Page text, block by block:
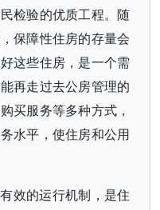
检验的优质工程。随
保障性住房的存量会
这些住房，是一个需
再走过去公房管理的
买服务等多种方式，
水平，使住房和公用
效的运行机制，是住